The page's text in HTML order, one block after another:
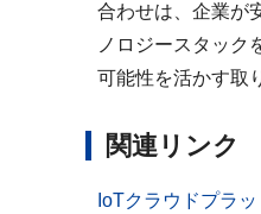
合わせは、企業が
ノロジースタック
可能性を活かす取
関連リンク
IoTクラウドプラ